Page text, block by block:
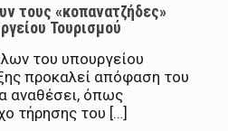
τους «κοπανατζήδες»
Τουρισμού
του υπουργείου
προκαλεί απόφαση του
αναθέσει, όπως
τήρησης του […]